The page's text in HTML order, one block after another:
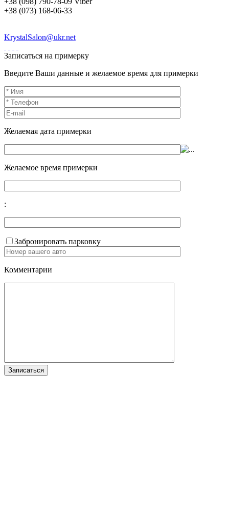
+38 (073) 168-06-33
KrystalSalon@ukr.net
Записаться на примерку
Введите Ваши данные и желаемое время для примерки
Желаемая дата примерки
Желаемое время примерки
:
Забронировать парковку
Комментарии